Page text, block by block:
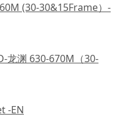
(30-30&15Frame）-
龙渊 630-670M（30-
-EN